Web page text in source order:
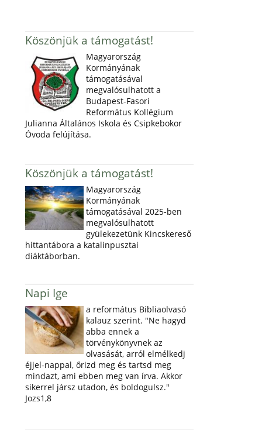
Köszönjük a támogatást!
Magyarország
Kormányának
támogatásával
megvalósulhatott a
Budapest-Fasori
Református Kollégium
Julianna Általános Iskola és Csipkebokor
Óvoda felújítása.
Köszönjük a támogatást!
Magyarország
Kormányának
támogatásával 2025-ben
megvalósulhatott
gyülekezetünk Kincskereső
hittantábora a katalinpusztai
diáktáborban.
Napi Ige
a református Bibliaolvasó
kalauz szerint. "Ne hagyd
abba ennek a
törvénykönyvnek az
olvasását, arról elmélkedj
éjjel-nappal, őrizd meg és tartsd meg
mindazt, ami ebben meg van írva. Akkor
sikerrel jársz utadon, és boldogulsz."
Jozs1,8